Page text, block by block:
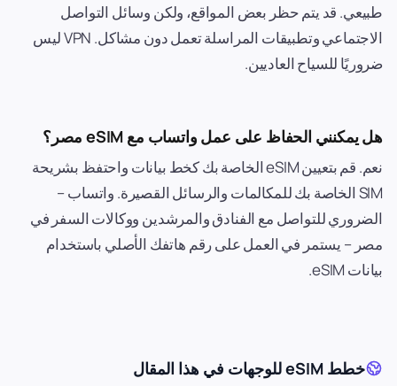
طبيعي. قد يتم حظر بعض المواقع، ولكن وسائل التواصل
الاجتماعي وتطبيقات المراسلة تعمل دون مشاكل. VPN ليس
ضروريًا للسياح العاديين.
هل يمكنني الحفاظ على عمل واتساب مع eSIM مصر؟
نعم. قم بتعيين eSIM الخاصة بك كخط بيانات واحتفظ بشريحة
SIM الخاصة بك للمكالمات والرسائل القصيرة. واتساب –
الضروري للتواصل مع الفنادق والمرشدين ووكالات السفر في
مصر – يستمر في العمل على رقم هاتفك الأصلي باستخدام
بيانات eSIM.
خطط eSIM للوجهات في هذا المقال